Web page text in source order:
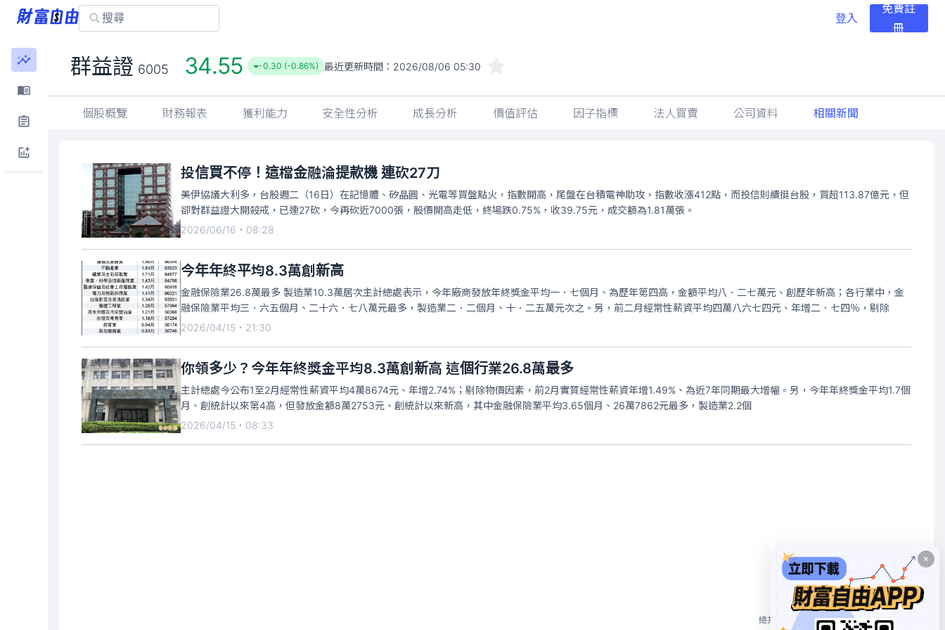
登入
免費註
冊
群益證 6005 34.55 -0.30 (-0.86%) 最近更新時間： 2026/08/06 05:30
個股概覽 財務報表 獲利能力 安全性分析 成長分析 價值評估 因子指標 法人買賣 公司資料 相關新聞
投信買不停！這檔金融淪提款機 連砍27刀
美伊協議大利多，台股週二（16日）在記憶體、矽晶圓、光電等買盤點火，指數開高，尾盤在台積電神助攻，指數收漲412點，而投信則續挺台股，買超113.87億元，但
卻對群益證大開殺戒，已連27砍，今再砍近7000張，股價開高走低，終場跌0.75%，收39.75元，成交額為1.81萬張。
2026/06/16・08:28
今年年終平均8.3萬創新高
金融保險業26.8萬最多 製造業10.3萬居次主計總處表示，今年廠商發放年終獎金平均一．七個月、為歷年第四高，金額平均八．二七萬元、創歷年新高；各行業中，金
融保險業平均三．六五個月、二十六．七八萬元最多，製造業二．二個月、十．二五萬元次之。另，前二月經常性薪資平均四萬八六七四元、年增二．七四％，剔除
2026/04/15・21:30
你領多少？今年年終獎金平均8.3萬創新高 這個行業26.8萬最多
主計總處今公布1至2月經常性薪資平均4萬8674元、年增2.74%；剔除物價因素，前2月實質經常性薪資年增1.49%、為近7年同期最大增幅。另，今年年終獎金平均1.7個
月、創統計以來第4高，但發放金額8萬2753元、創統計以來新高，其中金融保險業平均3.65個月、26萬7862元最多，製造業2.2個
2026/04/15・08:33
總共 3 個 10/頁 1